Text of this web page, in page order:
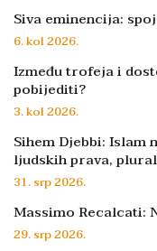
Siva eminencija:
6. kol 2026.
Između trofeja i
pobijediti?
3. kol 2026.
Sihem Djebbi:
ljudskih prava,
31. srp 2026.
Massimo Recalcati:
29. srp 2026.